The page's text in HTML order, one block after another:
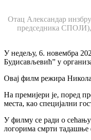
Отац Александар
председника СПОЈИ),
У недељу, 6. новембра
Будисављевић” у
Овај филм режира Никола
На премијери је, поред
места, као специјални
У филму се ради о сећању
логорима смрти